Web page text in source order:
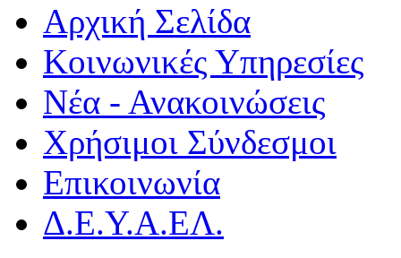
Αρχική Σελίδα
Κοινωνικές Υπηρεσίες
Νέα - Ανακοινώσεις
Χρήσιμοι Σύνδεσμοι
Επικοινωνία
Δ.Ε.Υ.Α.ΕΛ.